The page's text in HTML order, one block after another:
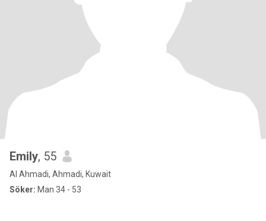
Emily, 55
Al Ahmadi, Ahmadi, Kuwait
Söker: Man 34 - 53